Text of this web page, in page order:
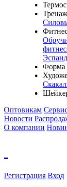
Форма
Оптовикам
Новости
О компании
Регистрация Вход